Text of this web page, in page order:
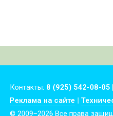
Контакты: 8 (925) 542-08-05
Реклама на сайте
© 2009–2026 Все права